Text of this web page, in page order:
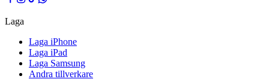
Laga
Laga iPhone
Laga iPad
Laga Samsung
Andra tillverkare